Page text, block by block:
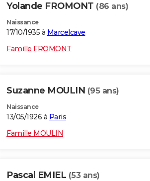
Yolande FROMONT (86 ans)
Naissance
17/10/1935 à Marcelcave
Famille FROMONT
Suzanne MOULIN (95 ans)
Naissance
13/05/1926 à Paris
Famille MOULIN
Pascal EMIEL (53 ans)